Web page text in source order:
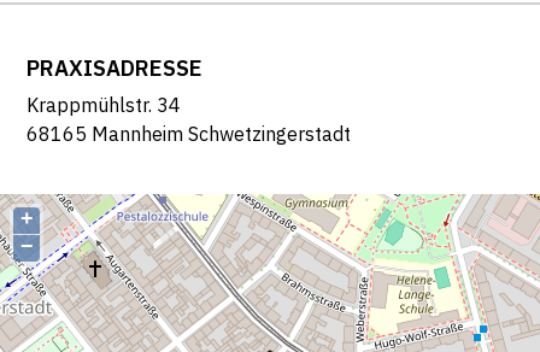
PRAXISADRESSE
Krappmühlstr. 34
68165 Mannheim Schwetzingerstadt